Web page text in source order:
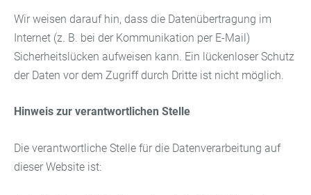
Wir weisen darauf hin, dass die Datenübertragung im
Internet (z. B. bei der Kommunikation per E-Mail)
Sicherheitslücken aufweisen kann. Ein lückenloser Schutz
der Daten vor dem Zugriff durch Dritte ist nicht möglich.
Hinweis zur verantwortlichen Stelle
Die verantwortliche Stelle für die Datenverarbeitung auf
dieser Website ist: